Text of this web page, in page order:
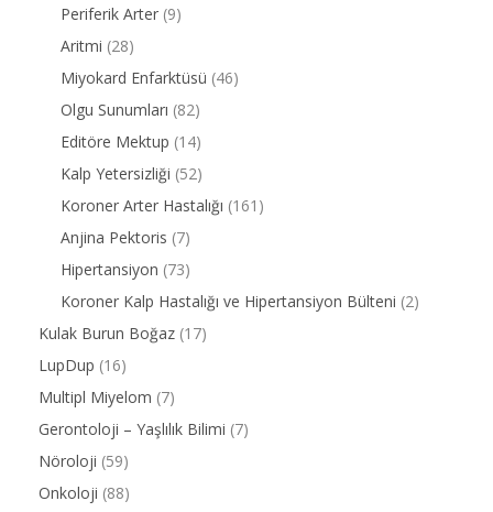
Periferik Arter (9)
Aritmi (28)
Miyokard Enfarktüsü (46)
Olgu Sunumları (82)
Editöre Mektup (14)
Kalp Yetersizliği (52)
Koroner Arter Hastalığı (161)
Anjina Pektoris (7)
Hipertansiyon (73)
Koroner Kalp Hastalığı ve Hipertansiyon Bülteni (2)
Kulak Burun Boğaz (17)
LupDup (16)
Multipl Miyelom (7)
Gerontoloji – Yaşlılık Bilimi (7)
Nöroloji (59)
Onkoloji (88)